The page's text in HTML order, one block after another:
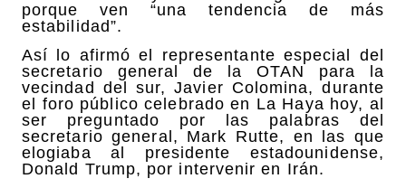
porque ven “una tendencia de más
estabilidad”.
Así lo afirmó el representante especial del
secretario general de la OTAN para la
vecindad del sur, Javier Colomina, durante
el foro público celebrado en La Haya hoy, al
ser preguntado por las palabras del
secretario general, Mark Rutte, en las que
elogiaba al presidente estadounidense,
Donald Trump, por intervenir en Irán.